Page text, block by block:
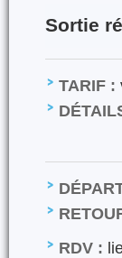
Sortie
TARIF :
RDV :